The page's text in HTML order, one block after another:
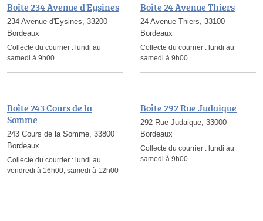
Boîte 234 Avenue d'Eysines
234 Avenue d'Eysines, 33200
Bordeaux
Collecte du courrier : lundi au
samedi à 9h00
Boîte 24 Avenue Thiers
24 Avenue Thiers, 33100
Bordeaux
Collecte du courrier : lundi au
samedi à 9h00
Boîte 243 Cours de la
Somme
243 Cours de la Somme, 33800
Bordeaux
Collecte du courrier : lundi au
vendredi à 16h00, samedi à 12h00
Boîte 292 Rue Judaique
292 Rue Judaique, 33000
Bordeaux
Collecte du courrier : lundi au
samedi à 9h00